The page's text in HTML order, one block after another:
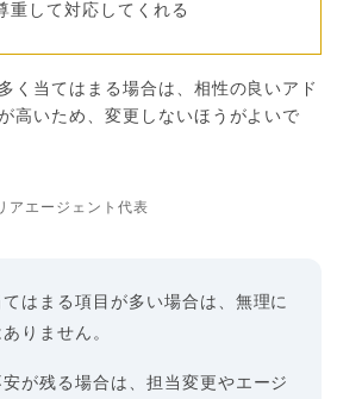
重して対応してくれる
く当てはまる場合は、相性の良いアド
高いため、変更しないほうがよいで
アエージェント代表
はまる項目が多い場合は、無理に
りません。
が残る場合は、担当変更やエージ